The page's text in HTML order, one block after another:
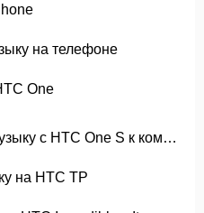
на телефоне
One
Как импортировать музыку с HTC One S к компьютеру
на HTC TP